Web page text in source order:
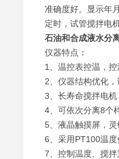
准确度好。显示年
定时，试管搅拌电
石油和合成液水分
仪器特点：
1、温控表控温，
2、仪器结构优化
3、长寿命搅拌电
4、可依次分离8个
5、液晶触摸屏，
6、采用PT100温
7、控制温度、搅